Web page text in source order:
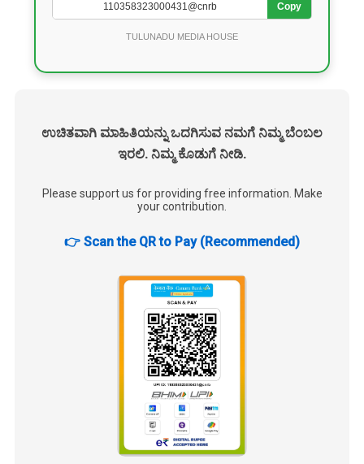
Copy
TULUNADU MEDIA HOUSE
ಉಚಿತವಾಗಿ ಮಾಹಿತಿಯನ್ನು ಒದಗಿಸುವ ನಮಗೆ ನಿಮ್ಮ ಬೆಂಬಲ
ಇರಲಿ. ನಿಮ್ಮ ಕೊಡುಗೆ ನೀಡಿ.
Please support us for providing free information. Make
your contribution.
👉 Scan the QR to Pay (Recommended)